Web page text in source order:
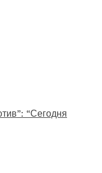
“Сегодня